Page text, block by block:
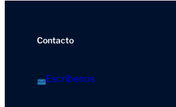
Contacto
Escríbenos